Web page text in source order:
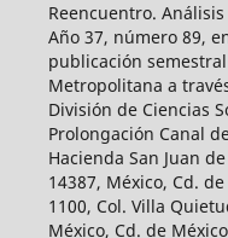
Reencuentro.
Año 37, número 89,
publicación
Metropolitana a
División de Ciencias
Prolongación Canal
Hacienda San Juan
14387, México, Cd.
1100, Col. Villa
México, Cd. de